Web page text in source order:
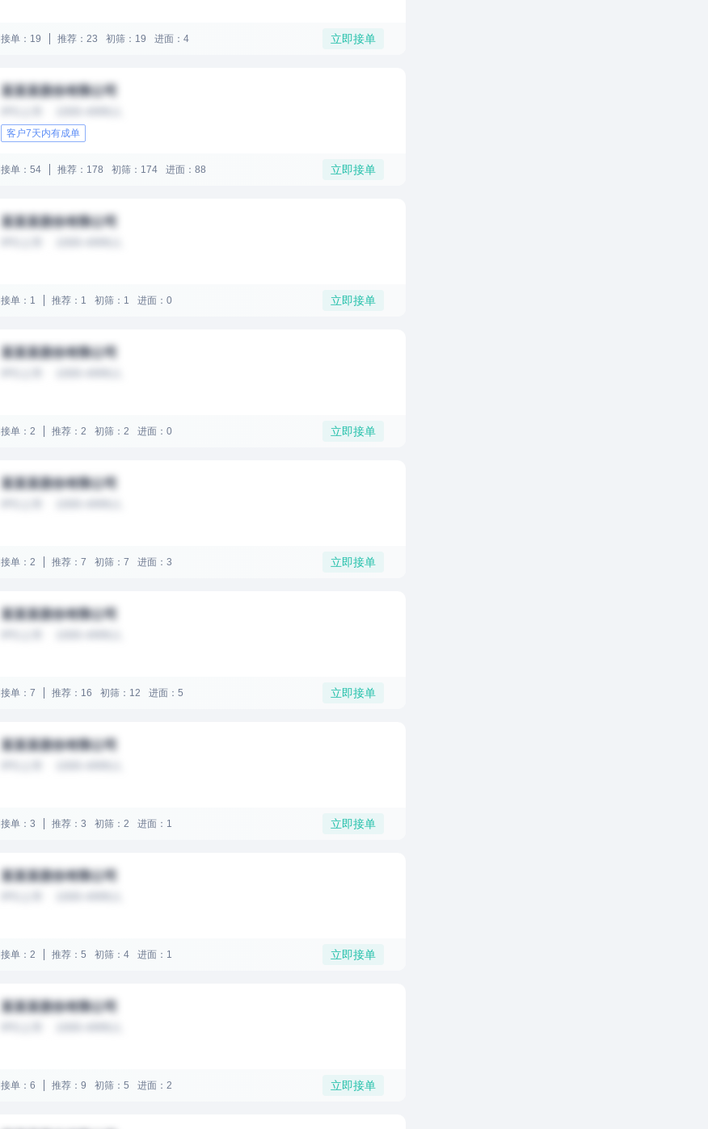
接单：19 推荐：23 初筛：19 进面：4 立即接单
某某某股份有限公司
客户7天内有成单
接单：54 推荐：178 初筛：174 进面：88 立即接单
某某某股份有限公司
接单：1 推荐：1 初筛：1 进面：0 立即接单
某某某股份有限公司
接单：2 推荐：2 初筛：2 进面：0 立即接单
某某某股份有限公司
接单：2 推荐：7 初筛：7 进面：3 立即接单
某某某股份有限公司
接单：7 推荐：16 初筛：12 进面：5 立即接单
某某某股份有限公司
接单：3 推荐：3 初筛：2 进面：1 立即接单
某某某股份有限公司
接单：2 推荐：5 初筛：4 进面：1 立即接单
某某某股份有限公司
接单：6 推荐：9 初筛：5 进面：2 立即接单